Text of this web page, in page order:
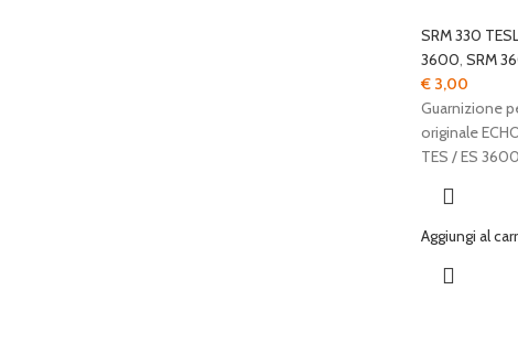
SRM 330
3600, SRM
€3,00
Guarnizione
originale
TES / ES
Aggiungi al